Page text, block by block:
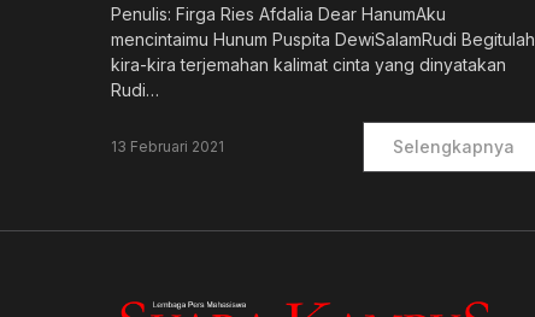
Penulis: Firga Ries Afdalia Dear HanumAku
mencintaimu Hunum Puspita DewiSalamRudi Begitulah
kira-kira terjemahan kalimat cinta yang dinyatakan
Rudi…
13 Februari 2021 Selengkapnya